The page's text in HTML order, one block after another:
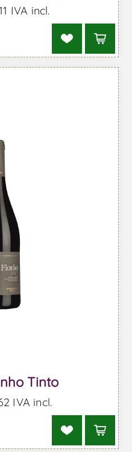
IVA incl.
Tinto
IVA incl.